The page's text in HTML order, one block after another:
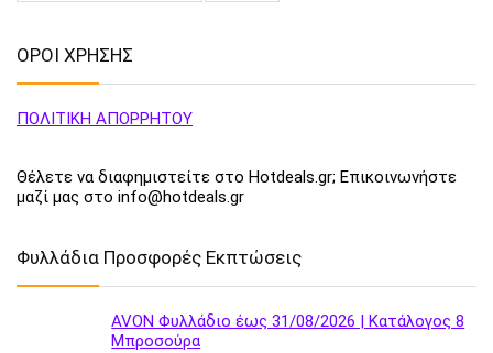
ΟΡΟΙ ΧΡΗΣΗΣ
ΠΟΛΙΤΙΚΗ ΑΠΟΡΡΗΤΟΥ
Θέλετε να διαφημιστείτε στο Hotdeals.gr; Επικοινωνήστε
μαζί μας στο info@hotdeals.gr
Φυλλάδια Προσφορές Εκπτώσεις
AVON Φυλλάδιο έως 31/08/2026 | Κατάλογος 8
Μπροσούρα